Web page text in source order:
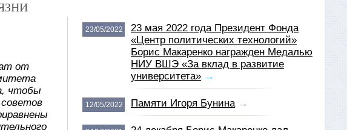
от
чтобы
23/05/2022
23 мая 2022 года Президент Фонда
«Центр политических технологий»
Борис Макаренко награжден Медалью
НИУ ВШЭ «За вклад в развитие
университета» →
12/05/2022 Памяти Игоря Бунина →